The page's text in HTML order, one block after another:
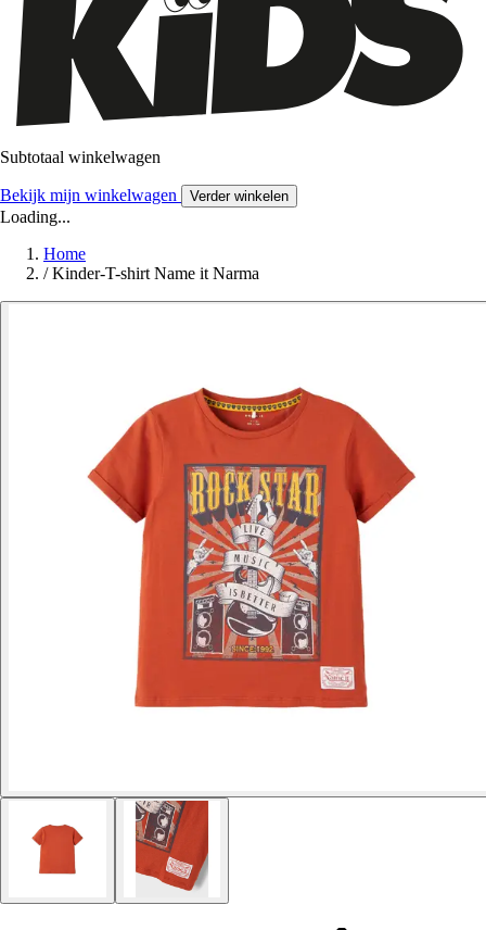
Subtotaal winkelwagen
Bekijk mijn winkelwagen Verder winkelen
Loading...
Home
/ Kinder-T-shirt Name it Narma